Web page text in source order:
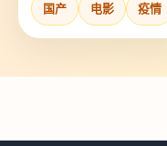
国产 电影 疫情